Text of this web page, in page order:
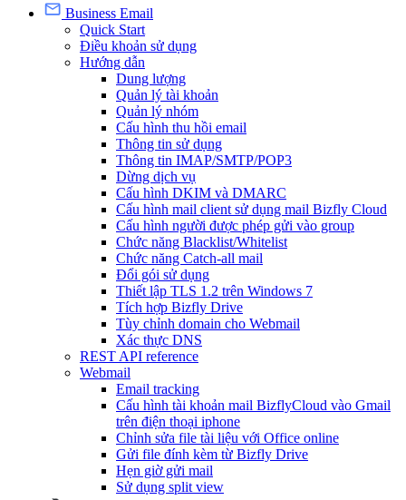
Business Email
Quick Start
Điều khoản sử dụng
Hướng dẫn
Dung lượng
Quản lý tài khoản
Quản lý nhóm
Cấu hình thu hồi email
Thông tin sử dụng
Thông tin IMAP/SMTP/POP3
Dừng dịch vụ
Cấu hình DKIM và DMARC
Cấu hình mail client sử dụng mail Bizfly Cloud
Cấu hình người được phép gửi vào group
Chức năng Blacklist/Whitelist
Chức năng Catch-all mail
Đổi gói sử dụng
Thiết lập TLS 1.2 trên Windows 7
Tích hợp Bizfly Drive
Tùy chỉnh domain cho Webmail
Xác thực DNS
REST API reference
Webmail
Email tracking
Cấu hình tài khoản mail BizflyCloud vào Gmail
trên điện thoại iphone
Chỉnh sửa file tài liệu với Office online
Gửi file đính kèm từ Bizfly Drive
Hẹn giờ gửi mail
Sử dụng split view